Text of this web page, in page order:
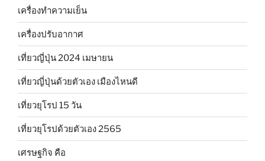
เครื่องทำความเย็น
เครื่องปรับอากาศ
เที่ยวญี่ปุ่น 2024 เมษายน
เที่ยวญี่ปุ่นด้วยตัวเอง เมืองไหนดี
เที่ยวยุโรป 15 วัน
เที่ยวยุโรปด้วยตัวเอง 2565
เศรษฐกิจ คือ